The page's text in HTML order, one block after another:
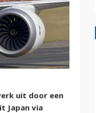
uit door een
Japan via